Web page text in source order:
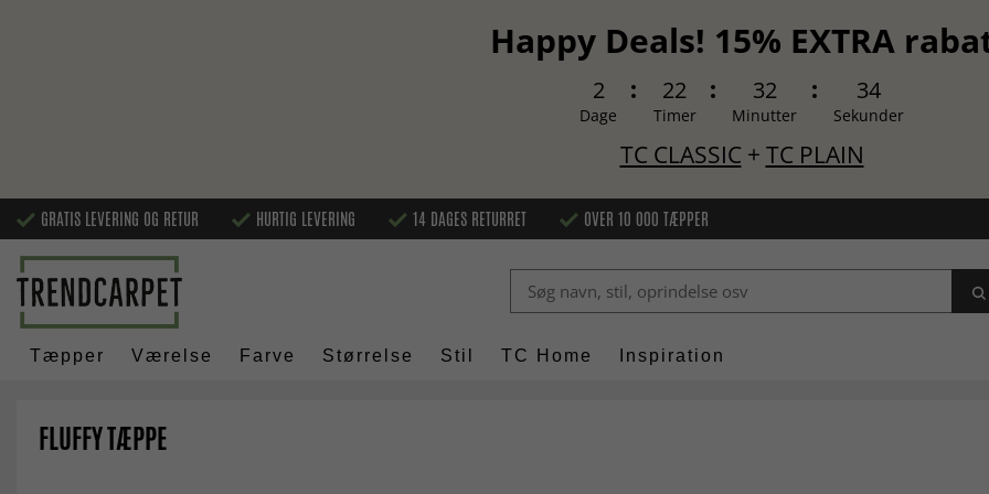
Happy Deals! 15% EXTRA
2
Dage
22
Timer
32
Minutter
33
Sekunder
TC CLASSIC+ TC PLAIN
GRATIS LEVERING OG RETUR HURTIG LEVERING 14 DAGES RETURRET OVER 10 000 TÆPPER
Tæpper Værelse Farve Størrelse Stil TC Home Inspiration
FLUFFY TÆPPE